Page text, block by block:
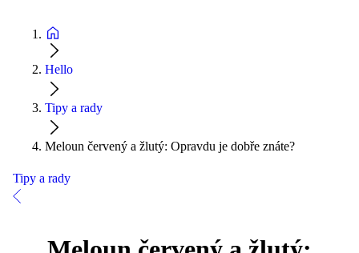
Hello
Tipy a rady
Meloun červený a žlutý: Opravdu je dobře znáte?
Tipy a rady